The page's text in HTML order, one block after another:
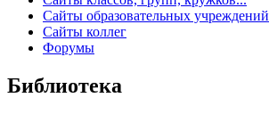
Сайты образовательных учреждений
Сайты коллег
Форумы
Библиотека